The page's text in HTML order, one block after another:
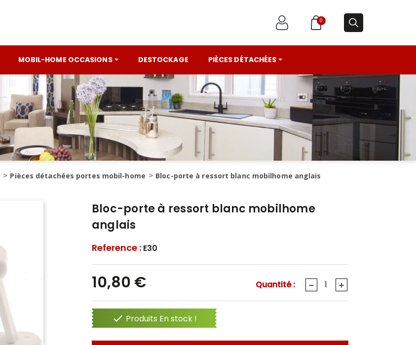
0
MOBIL-HOME OCCASIONS DESTOCKAGE PIÈCES DÉTACHÉES
Pièces détachées portes mobil-home Bloc-porte à ressort blanc mobilhome anglais
Bloc-porte à ressort blanc mobilhome
anglais
Reference : E30
10,80 € Quantité :
 Produits En stock !